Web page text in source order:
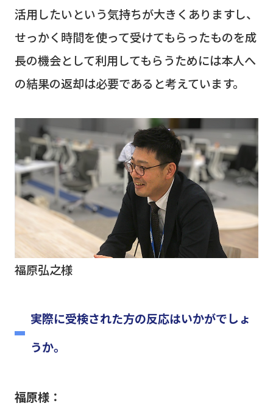
活用したいという気持ちが大きくありますし、
せっかく時間を使って受けてもらったものを成
長の機会として利用してもらうためには本人へ
の結果の返却は必要であると考えています。
福原弘之様
実際に受検された方の反応はいかがでしょ
うか。
福原様：